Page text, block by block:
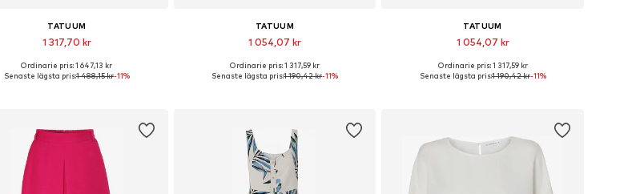
TATUUM
1 317,70 kr
Tillgängliga storlekar: 34, 40, 46
Ordinarie pris: 1 647,13 kr
Senaste lägsta pris:1 488,15 kr-11%
TATUUM
1 054,07 kr
Tillgängliga storlekar: 34, 36, 38, 40, 42, 44
Ordinarie pris: 1 317,59 kr
Senaste lägsta pris:1 190,42 kr-11%
TATUUM
1 054,07 kr
Tillgängliga storlekar: 36, 38, 40, 42, 44, 46
Ordinarie pris: 1 317,59 kr
Senaste lägsta pris:1 190,42 kr-11%